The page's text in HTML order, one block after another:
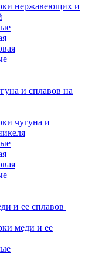
нержавеющих и
и сплавов на
чугуна и
и ее сплавов
меди и ее